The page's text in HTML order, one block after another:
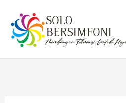
content